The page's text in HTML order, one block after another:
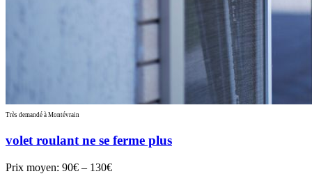
Très demandé à Montévrain
volet roulant ne se ferme plus
Prix moyen: 90€ – 130€